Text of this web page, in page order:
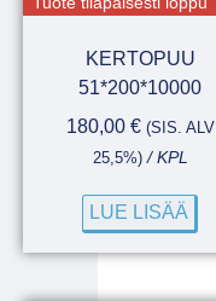
KERTOPUU
51*200*10000
180,00 € (SIS. ALV
25,5%)/ KPL
LUE LISÄÄ